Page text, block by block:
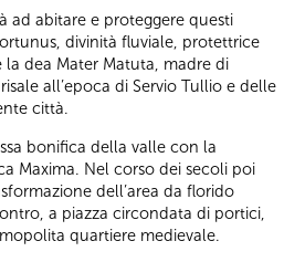
ad abitare e proteggere questi
divinità fluviale, protettrice
dea Mater Matuta, madre di
all’epoca di Servio Tullio e delle
città.
bonifica della valle con la
Maxima. Nel corso dei secoli poi
dell’area da florido
a piazza circondata di portici,
quartiere medievale.